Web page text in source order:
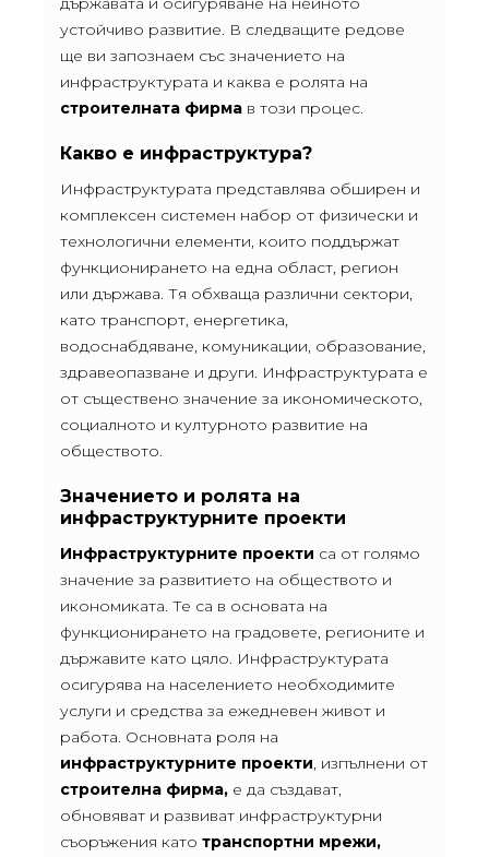
устойчиво развитие. В следващите редове
ще ви запознаем със значението на
инфраструктурата и каква е ролята на
строителната фирма в този процес.
Какво е инфраструктура?
Инфраструктурата представлява обширен и
комплексен системен набор от физически и
технологични елементи, които поддържат
функционирането на една област, регион
или държава. Тя обхваща различни сектори,
като транспорт, енергетика,
водоснабдяване, комуникации, образование,
здравеопазване и други. Инфраструктурата е
от съществено значение за икономическото,
социалното и културното развитие на
обществото.
Значението и ролята на
инфраструктурните проекти
Инфраструктурните проекти са от голямо
значение за развитието на обществото и
икономиката. Те са в основата на
функционирането на градовете, регионите и
държавите като цяло. Инфраструктурата
осигурява на населението необходимите
услуги и средства за ежедневен живот и
работа. Основната роля на
инфраструктурните проекти, изпълнени от
строителна фирма, е да създават,
обновяват и развиват инфраструктурни
съоръжения като транспортни мрежи,